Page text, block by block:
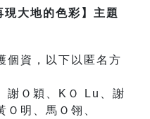
大地的色彩】 主題
個資，以下以匿名方
謝Ｏ穎、KＯ Lu、謝
Ｏ明、馬Ｏ翎、